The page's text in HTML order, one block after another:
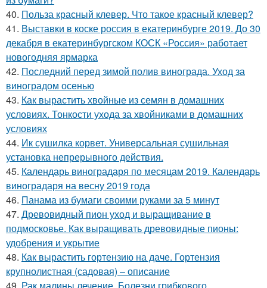
40. Польза красный клевер. Что такое красный клевер?
41. Выставки в коске россия в екатеринбурге 2019. До 30
декабря в екатеринбургском КОСК «Россия» работает
новогодняя ярмарка
42. Последний перед зимой полив винограда. Уход за
виноградом осенью
43. Как вырастить хвойные из семян в домашних
условиях. Тонкости ухода за хвойниками в домашних
условиях
44. Ик сушилка корвет. Универсальная сушильная
установка непрерывного действия.
45. Календарь виноградаря по месяцам 2019. Календарь
виноградаря на весну 2019 года
46. Панама из бумаги своими руками за 5 минут
47. Древовидный пион уход и выращивание в
подмосковье. Как выращивать древовидные пионы:
удобрения и укрытие
48. Как вырастить гортензию на даче. Гортензия
крупнолистная (садовая) – описание